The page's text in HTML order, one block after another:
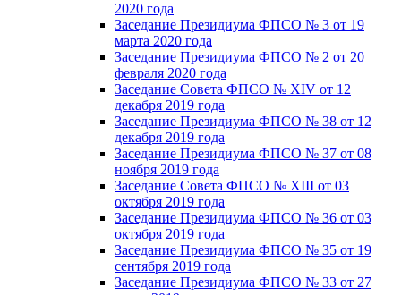
2020 года
Заседание Президиума ФПСО № 3 от 19
марта 2020 года
Заседание Президиума ФПСО № 2 от 20
февраля 2020 года
Заседание Совета ФПСО № XIV от 12
декабря 2019 года
Заседание Президиума ФПСО № 38 от 12
декабря 2019 года
Заседание Президиума ФПСО № 37 от 08
ноября 2019 года
Заседание Совета ФПСО № XIII от 03
октября 2019 года
Заседание Президиума ФПСО № 36 от 03
октября 2019 года
Заседание Президиума ФПСО № 35 от 19
сентября 2019 года
Заседание Президиума ФПСО № 33 от 27